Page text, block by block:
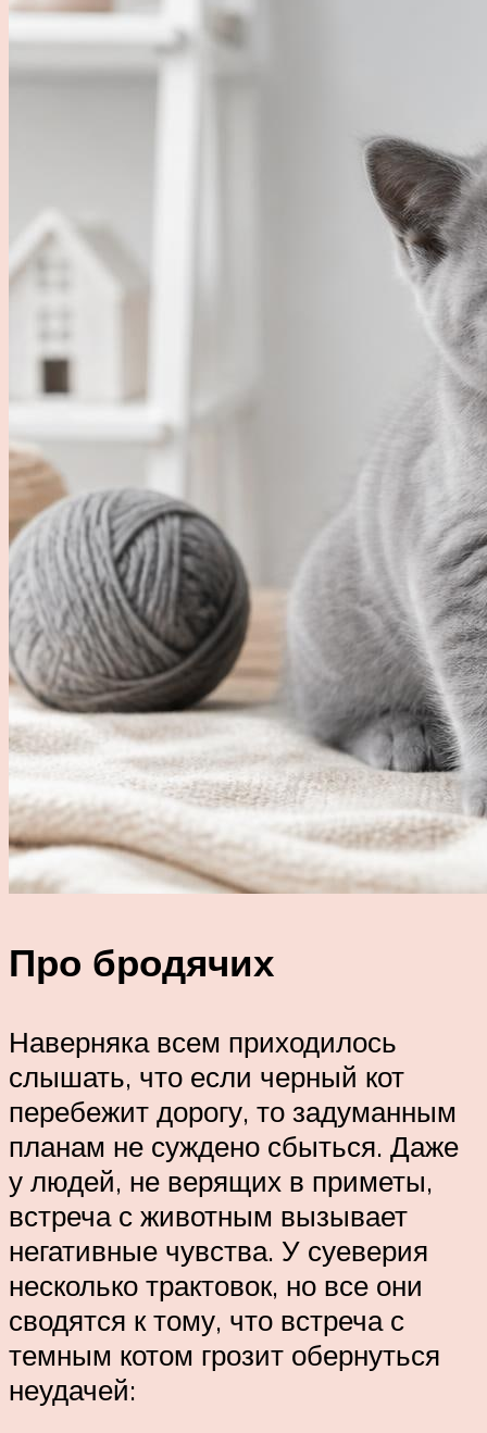
Про бродячих
Наверняка всем приходилось
слышать, что если черный кот
перебежит дорогу, то задуманным
планам не суждено сбыться. Даже
у людей, не верящих в приметы,
встреча с животным вызывает
негативные чувства. У суеверия
несколько трактовок, но все они
сводятся к тому, что встреча с
темным котом грозит обернуться
неудачей: